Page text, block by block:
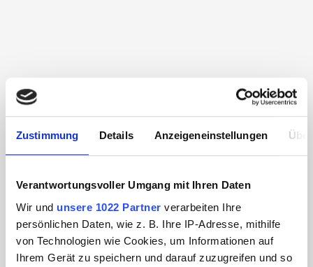
Zustimmung Details Anzeigeneinstellungen
Verantwortungsvoller Umgang mit Ihren Daten
Wir und unsere 1022 Partner verarbeiten Ihre
persönlichen Daten, wie z. B. Ihre IP-Adresse, mithilfe
von Technologien wie Cookies, um Informationen auf
Ihrem Gerät zu speichern und darauf zuzugreifen und so